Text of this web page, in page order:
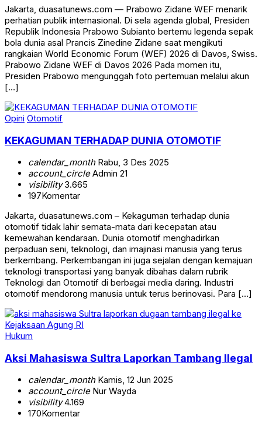
Jakarta, duasatunews.com — Prabowo Zidane WEF menarik
perhatian publik internasional. Di sela agenda global, Presiden
Republik Indonesia Prabowo Subianto bertemu legenda sepak
bola dunia asal Prancis Zinedine Zidane saat mengikuti
rangkaian World Economic Forum (WEF) 2026 di Davos, Swiss.
Prabowo Zidane WEF di Davos 2026 Pada momen itu,
Presiden Prabowo mengunggah foto pertemuan melalui akun
[…]
Opini Otomotif
KEKAGUMAN TERHADAP DUNIA OTOMOTIF
calendar_monthRabu, 3 Des 2025
account_circleAdmin 21
visibility3.665
197Komentar
Jakarta, duasatunews.com – Kekaguman terhadap dunia
otomotif tidak lahir semata-mata dari kecepatan atau
kemewahan kendaraan. Dunia otomotif menghadirkan
perpaduan seni, teknologi, dan imajinasi manusia yang terus
berkembang. Perkembangan ini juga sejalan dengan kemajuan
teknologi transportasi yang banyak dibahas dalam rubrik
Teknologi dan Otomotif di berbagai media daring. Industri
otomotif mendorong manusia untuk terus berinovasi. Para […]
Hukum
Aksi Mahasiswa Sultra Laporkan Tambang Ilegal
calendar_monthKamis, 12 Jun 2025
account_circleNur Wayda
visibility4.169
170Komentar